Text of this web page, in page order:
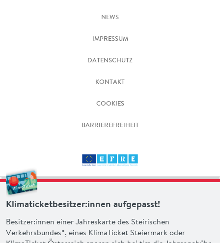
NEWS
IMPRESSUM
DATENSCHUTZ
KONTAKT
COOKIES
BARRIEREFREIHEIT
Klimaticketbesitzer:innen aufgepasst!
Besitzer:innen einer Jahreskarte des Steirischen
Verkehrsbundes*, eines KlimaTicket Steiermark oder